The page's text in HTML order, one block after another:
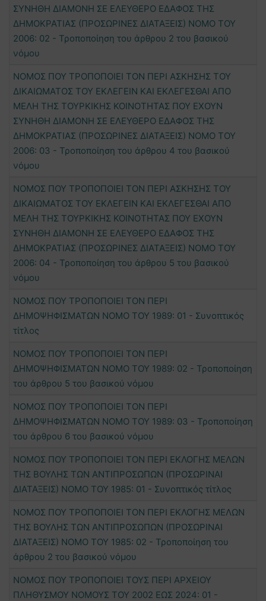
ΣΥΝΗΘΗ ΔΙΑΜΟΝΗ ΣΕ ΕΛΕΥΘΕΡΟ ΕΔΑΦΟΣ ΤΗΣ
ΔΗΜΟΚΡΑΤΙΑΣ (ΠΡΟΣΩΡΙΝΕΣ ΔΙΑΤΑΞΕΙΣ) ΝΟΜΟ ΤΟΥ
2006: 02 - Τροποποίηση του άρθρου 2 του βασικού
νόμου
ΝΟΜΟΣ ΠΟΥ ΤΡΟΠΟΠΟΙΕΙ ΤΟΝ ΠΕΡΙ ΑΣΚΗΣΗΣ ΤΟΥ
ΔΙΚΑΙΩΜΑΤΟΣ ΤΟΥ ΕΚΛΕΓΕΙΝ ΚΑΙ ΕΚΛΕΓΕΣΘΑΙ ΑΠΟ
ΜΕΛΗ ΤΗΣ ΤΟΥΡΚΙΚΗΣ ΚΟΙΝΟΤΗΤΑΣ ΠΟΥ ΕΧΟΥΝ
ΣΥΝΗΘΗ ΔΙΑΜΟΝΗ ΣΕ ΕΛΕΥΘΕΡΟ ΕΔΑΦΟΣ ΤΗΣ
ΔΗΜΟΚΡΑΤΙΑΣ (ΠΡΟΣΩΡΙΝΕΣ ΔΙΑΤΑΞΕΙΣ) ΝΟΜΟ ΤΟΥ
2006: 03 - Τροποποίηση του άρθρου 4 του βασικού
νόμου
ΝΟΜΟΣ ΠΟΥ ΤΡΟΠΟΠΟΙΕΙ ΤΟΝ ΠΕΡΙ ΑΣΚΗΣΗΣ ΤΟΥ
ΔΙΚΑΙΩΜΑΤΟΣ ΤΟΥ ΕΚΛΕΓΕΙΝ ΚΑΙ ΕΚΛΕΓΕΣΘΑΙ ΑΠΟ
ΜΕΛΗ ΤΗΣ ΤΟΥΡΚΙΚΗΣ ΚΟΙΝΟΤΗΤΑΣ ΠΟΥ ΕΧΟΥΝ
ΣΥΝΗΘΗ ΔΙΑΜΟΝΗ ΣΕ ΕΛΕΥΘΕΡΟ ΕΔΑΦΟΣ ΤΗΣ
ΔΗΜΟΚΡΑΤΙΑΣ (ΠΡΟΣΩΡΙΝΕΣ ΔΙΑΤΑΞΕΙΣ) ΝΟΜΟ ΤΟΥ
2006: 04 - Τροποποίηση του άρθρου 5 του βασικού
νόμου
ΝΟΜΟΣ ΠΟΥ ΤΡΟΠΟΠΟΙΕΙ ΤΟΝ ΠΕΡΙ
ΔΗΜΟΨΗΦΙΣΜΑΤΩΝ ΝΟΜΟ ΤΟΥ 1989: 01 - Συνοπτικός
τίτλος
ΝΟΜΟΣ ΠΟΥ ΤΡΟΠΟΠΟΙΕΙ ΤΟΝ ΠΕΡΙ
ΔΗΜΟΨΗΦΙΣΜΑΤΩΝ ΝΟΜΟ ΤΟΥ 1989: 02 - Τροποποίηση
του άρθρου 5 του βασικού νόμου
ΝΟΜΟΣ ΠΟΥ ΤΡΟΠΟΠΟΙΕΙ ΤΟΝ ΠΕΡΙ
ΔΗΜΟΨΗΦΙΣΜΑΤΩΝ ΝΟΜΟ ΤΟΥ 1989: 03 - Τροποποίηση
του άρθρου 6 του βασικού νόμου
ΝΟΜΟΣ ΠΟΥ ΤΡΟΠΟΠΟΙΕΙ ΤΟΝ ΠΕΡΙ ΕΚΛΟΓΗΣ ΜΕΛΩΝ
ΤΗΣ ΒΟΥΛΗΣ ΤΩΝ ΑΝΤΙΠΡΟΣΩΠΩΝ (ΠΡΟΣΩΡΙΝΑΙ
ΔΙΑΤΑΞΕΙΣ) ΝΟΜΟ ΤΟΥ 1985: 01 - Συνοπτικός τίτλος
ΝΟΜΟΣ ΠΟΥ ΤΡΟΠΟΠΟΙΕΙ ΤΟΝ ΠΕΡΙ ΕΚΛΟΓΗΣ ΜΕΛΩΝ
ΤΗΣ ΒΟΥΛΗΣ ΤΩΝ ΑΝΤΙΠΡΟΣΩΠΩΝ (ΠΡΟΣΩΡΙΝΑΙ
ΔΙΑΤΑΞΕΙΣ) ΝΟΜΟ ΤΟΥ 1985: 02 - Τροποποίηση του
άρθρου 2 του βασικού νόμου
ΝΟΜΟΣ ΠΟΥ ΤΡΟΠΟΠΟΙΕΙ ΤΟΥΣ ΠΕΡΙ ΑΡΧΕΙΟΥ
ΠΛΗΘΥΣΜΟΥ ΝΟΜΟΥΣ ΤΟΥ 2002 ΕΩΣ 2024: 01 -